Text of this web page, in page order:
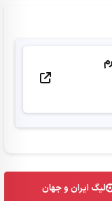
لیگ ایران و جهان